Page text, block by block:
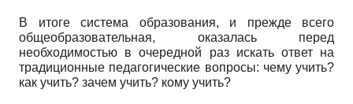
В итоге система образования, и прежде всего
общеобразовательная, оказалась перед
необходимостью в очередной раз искать ответ на
традиционные педагогические вопросы: чему учить?
как учить? зачем учить? кому учить?